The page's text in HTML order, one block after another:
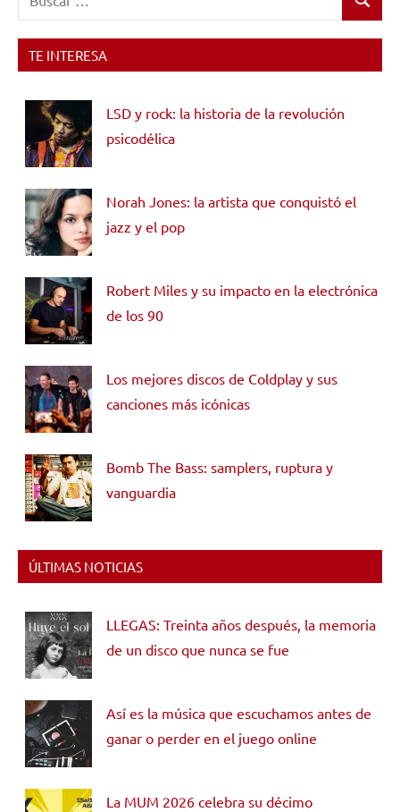
Buscar
TE INTERESA
LSD y rock: la historia de la revolución
psicodélica
Norah Jones: la artista que conquistó el
jazz y el pop
Robert Miles y su impacto en la electrónica
de los 90
Los mejores discos de Coldplay y sus
canciones más icónicas
Bomb The Bass: samplers, ruptura y
vanguardia
ÚLTIMAS NOTICIAS
LLEGAS: Treinta años después, la memoria
de un disco que nunca se fue
Así es la música que escuchamos antes de
ganar o perder en el juego online
La MUM 2026 celebra su décimo